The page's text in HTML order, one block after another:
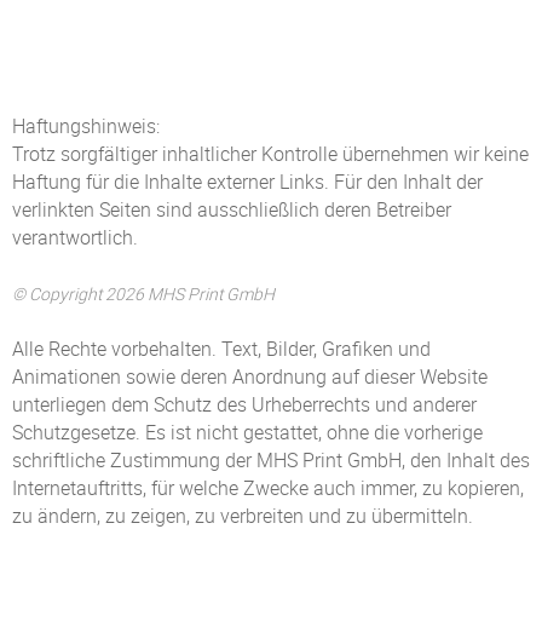
Haftungshinweis:
Trotz sorgfältiger inhaltlicher Kontrolle übernehmen wir keine
Haftung für die Inhalte externer Links. Für den Inhalt der
verlinkten Seiten sind ausschließlich deren Betreiber
verantwortlich.
© Copyright 2026 MHS Print GmbH
Alle Rechte vorbehalten. Text, Bilder, Grafiken und
Animationen sowie deren Anordnung auf dieser Website
unterliegen dem Schutz des Urheberrechts und anderer
Schutzgesetze. Es ist nicht gestattet, ohne die vorherige
schriftliche Zustimmung der MHS Print GmbH, den Inhalt des
Internetauftritts, für welche Zwecke auch immer, zu kopieren,
zu ändern, zu zeigen, zu verbreiten und zu übermitteln.